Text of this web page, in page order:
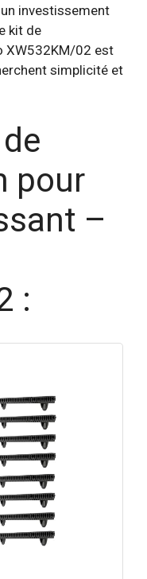
investissement
kit de
XW532KM/02 est
simplicité et
pour
–
: